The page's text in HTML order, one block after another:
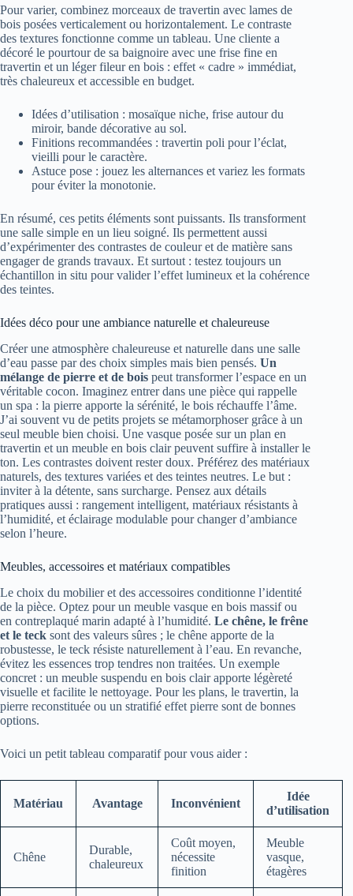
Pour varier, combinez morceaux de travertin avec lames de
bois posées verticalement ou horizontalement. Le contraste
des textures fonctionne comme un tableau. Une cliente a
décoré le pourtour de sa baignoire avec une frise fine en
travertin et un léger fileur en bois : effet « cadre » immédiat,
très chaleureux et accessible en budget.
Idées d’utilisation : mosaïque niche, frise autour du
miroir, bande décorative au sol.
Finitions recommandées : travertin poli pour l’éclat,
vieilli pour le caractère.
Astuce pose : jouez les alternances et variez les formats
pour éviter la monotonie.
En résumé, ces petits éléments sont puissants. Ils transforment
une salle simple en un lieu soigné. Ils permettent aussi
d’expérimenter des contrastes de couleur et de matière sans
engager de grands travaux. Et surtout : testez toujours un
échantillon in situ pour valider l’effet lumineux et la cohérence
des teintes.
Idées déco pour une ambiance naturelle et chaleureuse
Créer une atmosphère chaleureuse et naturelle dans une salle
d’eau passe par des choix simples mais bien pensés. Un
mélange de pierre et de bois peut transformer l’espace en un
véritable cocon. Imaginez entrer dans une pièce qui rappelle
un spa : la pierre apporte la sérénité, le bois réchauffe l’âme.
J’ai souvent vu de petits projets se métamorphoser grâce à un
seul meuble bien choisi. Une vasque posée sur un plan en
travertin et un meuble en bois clair peuvent suffire à installer le
ton. Les contrastes doivent rester doux. Préférez des matériaux
naturels, des textures variées et des teintes neutres. Le but :
inviter à la détente, sans surcharge. Pensez aux détails
pratiques aussi : rangement intelligent, matériaux résistants à
l’humidité, et éclairage modulable pour changer d’ambiance
selon l’heure.
Meubles, accessoires et matériaux compatibles
Le choix du mobilier et des accessoires conditionne l’identité
de la pièce. Optez pour un meuble vasque en bois massif ou
en contreplaqué marin adapté à l’humidité. Le chêne, le frêne
et le teck sont des valeurs sûres ; le chêne apporte de la
robustesse, le teck résiste naturellement à l’eau. En revanche,
évitez les essences trop tendres non traitées. Un exemple
concret : un meuble suspendu en bois clair apporte légèreté
visuelle et facilite le nettoyage. Pour les plans, le travertin, la
pierre reconstituée ou un stratifié effet pierre sont de bonnes
options.
Voici un petit tableau comparatif pour vous aider :
Matériau Avantage Inconvénient
Idée
d’utilisation
Chêne
Durable,
chaleureux
Coût moyen,
nécessite
finition
Meuble
vasque,
étagères